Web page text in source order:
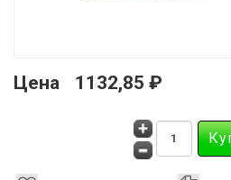
Цена 1132,85 ₽